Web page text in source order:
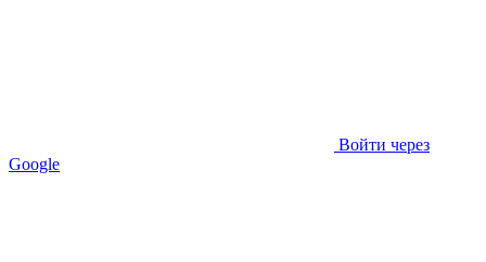
Войти через
Google